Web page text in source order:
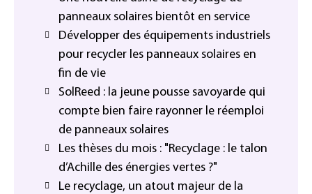
panneaux solaires bientôt en service
Développer des équipements industriels
pour recycler les panneaux solaires en
fin de vie
SolReed : la jeune pousse savoyarde qui
compte bien faire rayonner le réemploi
de panneaux solaires
Les thèses du mois : "Recyclage : le talon
d’Achille des énergies vertes ?"
Le recyclage, un atout majeur de la